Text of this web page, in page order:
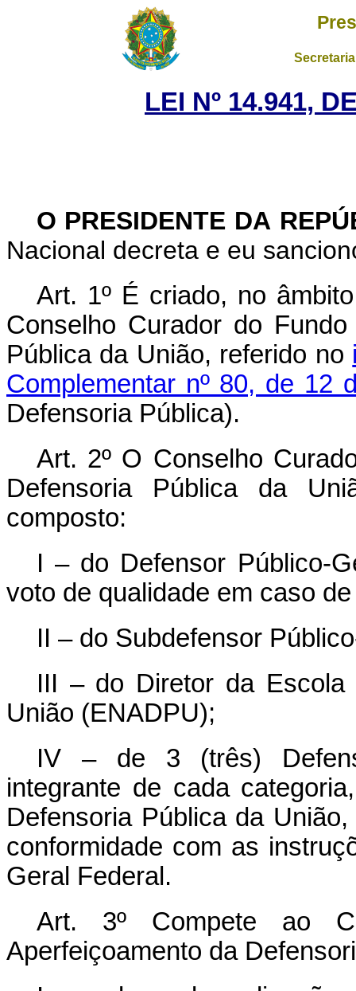
LEI Nº 14.941,
O PRESIDENTE DA
Nacional decreta e eu
Art. 1ºÉ criado, no
Conselho Curador do
Pública da União, referido no
Complementar nº 80, de 12
Defensoria Pública).
Art. 2º O Conselho
Defensoria Pública da
composto:
I – do Defensor Público-
voto de qualidade em caso
II – do Subdefensor
III – do Diretor da Escola
União (ENADPU);
IV – de 3 (três)
integrante de cada
Defensoria Pública da
conformidade com as
Geral Federal.
Art. 3º Compete ao
Aperfeiçoamento da